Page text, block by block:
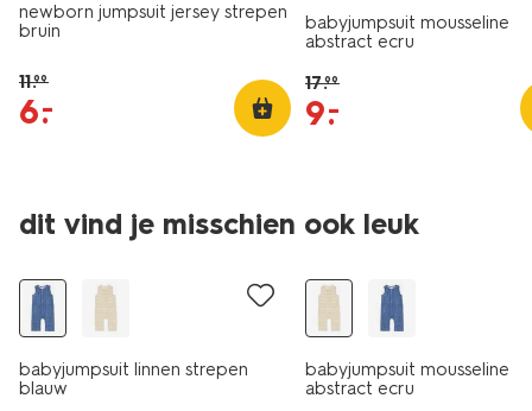
newborn jumpsuit jersey strepen
bruin
11.99
6.
–
babyjumpsuit mousseline
abstract ecru
17.99
9.
–
dit vind je misschien ook leuk
sale
babyjumpsuit linnen strepen
blauw
sale
babyjumpsuit mousseline
abstract ecru